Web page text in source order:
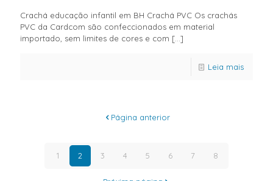
Crachá educação infantil em BH Crachá PVC Os crachás
PVC da Cardcom são confeccionados em material
importado, sem limites de cores e com […]
Leia mais
Página anterior
1 2 3 4 5 6 7 8